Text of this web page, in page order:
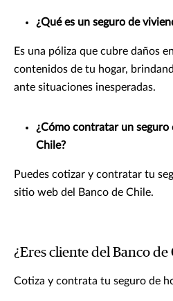
¿Qué es un seguro de
Es una póliza que cubre daños
contenidos de tu hogar,
ante situaciones inesperadas.
¿Cómo contratar un seguro
Chile?
Puedes cotizar y contratar tu
sitio web del Banco de Chile.
¿Eres cliente del Banco de
Cotiza y contrata tu seguro de